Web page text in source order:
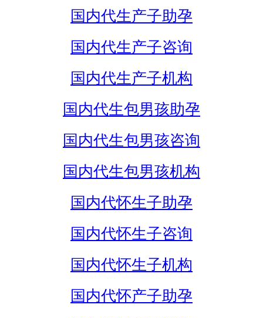
国内代生产子助孕
国内代生产子咨询
国内代生产子机构
国内代生包男孩助孕
国内代生包男孩咨询
国内代生包男孩机构
国内代怀生子助孕
国内代怀生子咨询
国内代怀生子机构
国内代怀产子助孕